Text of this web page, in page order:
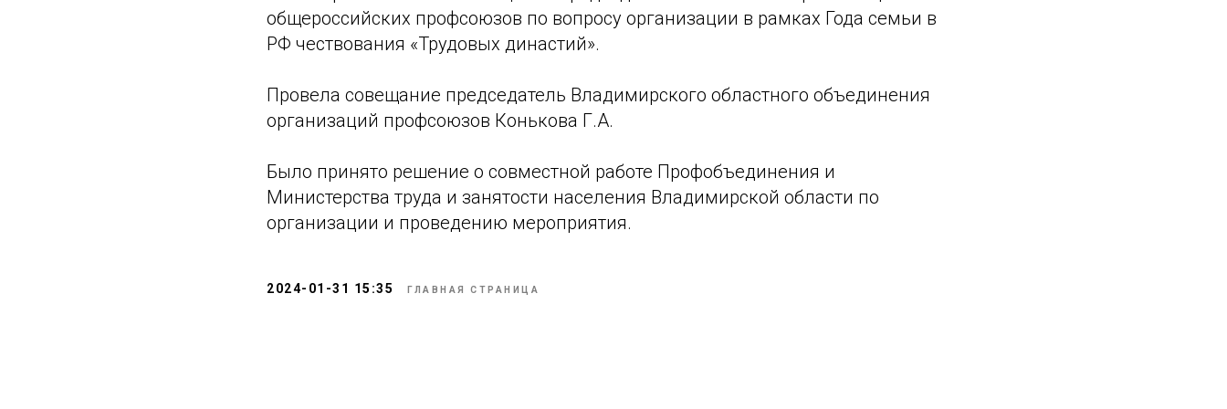
общероссийских профсоюзов по вопросу организации в рамках Года семьи в
РФ чествования «Трудовых династий».
Провела совещание председатель Владимирского областного объединения
организаций профсоюзов Конькова Г.А.
Было принято решение о совместной работе Профобъединения и
Министерства труда и занятости населения Владимирской области по
организации и проведению мероприятия.
2024-01-31 15:35 ГЛАВНАЯ СТРАНИЦА